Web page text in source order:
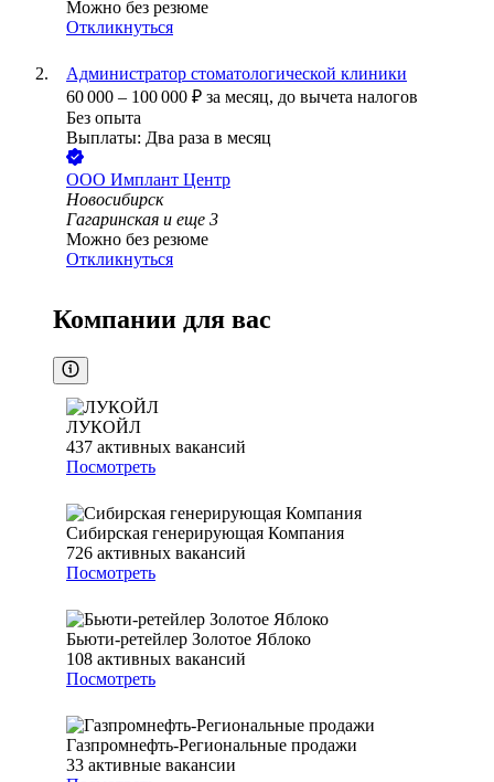
Можно без резюме
Откликнуться
Администратор стоматологической клиники
60 000 – 100 000 ₽ за месяц, до вычета налогов
Без опыта
Выплаты: Два раза в месяц
ООО Имплант Центр
Новосибирск
Гагаринская и еще 3
Можно без резюме
Откликнуться
Компании для вас
ЛУКОЙЛ
437 активных вакансий
Посмотреть
Сибирская генерирующая Компания
726 активных вакансий
Посмотреть
Бьюти-ретейлер Золотое Яблоко
108 активных вакансий
Посмотреть
Газпромнефть-Региональные продажи
33 активные вакансии